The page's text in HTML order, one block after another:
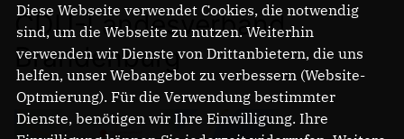
CDU-Landesverband
Brandenburg
Diese Webseite verwendet Cookies, die notwendig
sind, um die Webseite zu nutzen. Weiterhin
verwenden wir Dienste von Drittanbietern, die uns
helfen, unser Webangebot zu verbessern (Website-
Optmierung). Für die Verwendung bestimmter
Dienste, benötigen wir Ihre Einwilligung. Ihre